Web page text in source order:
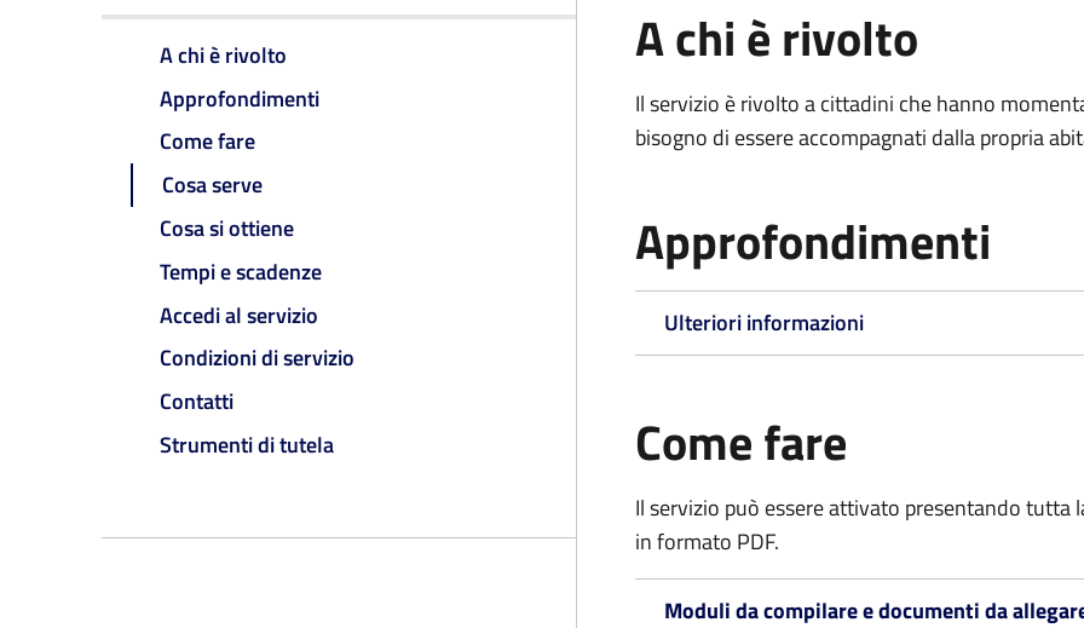
A chi è rivolto
Approfondimenti
Come fare
Cosa serve
Cosa si ottiene
Tempi e scadenze
Accedi al servizio
Condizioni di servizio
Contatti
Strumenti di tutela
A chi è rivolto
Il servizio è rivolto a cittadini che hanno
bisogno di essere accompagnati dalla propria
Approfondimenti
Ulteriori informazioni
Come fare
Il servizio può essere attivato presentando
in formato PDF.
Moduli da compilare e documenti da